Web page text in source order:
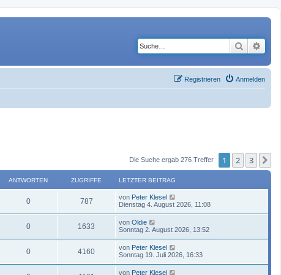
Suche
Anmelden
Registrieren
Die Suche ergab 276 Treffer 1 2 3
ANTWORTEN ZUGRIFFE LETZTER BEITRAG
0 787 von Peter Klesel
Dienstag 4. August 2026, 11:08
0 1633 von Oldie
Sonntag 2. August 2026, 13:52
0 4160 von Peter Klesel
Sonntag 19. Juli 2026, 16:33
von Peter Klesel